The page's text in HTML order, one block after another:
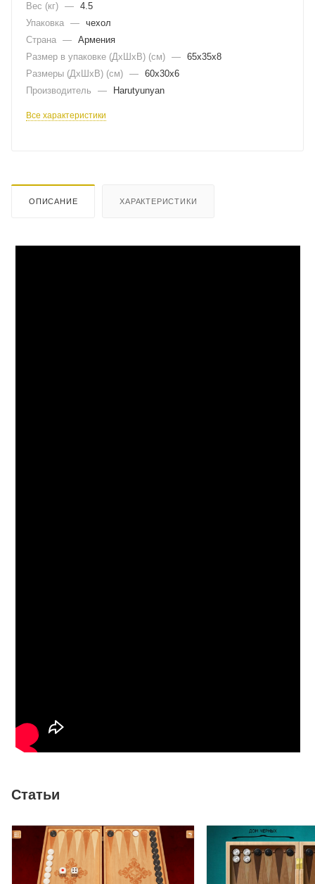
Вес (кг) — 4.5
Упаковка — чехол
Страна — Армения
Размер в упаковке (ДхШxВ) (см) — 65х35х8
Размеры (ДxШxВ) (см) — 60х30х6
Производитель
— Harutyunyan
Все характеристики
ОПИСАНИЕ ХАРАКТЕРИСТИКИ
Статьи